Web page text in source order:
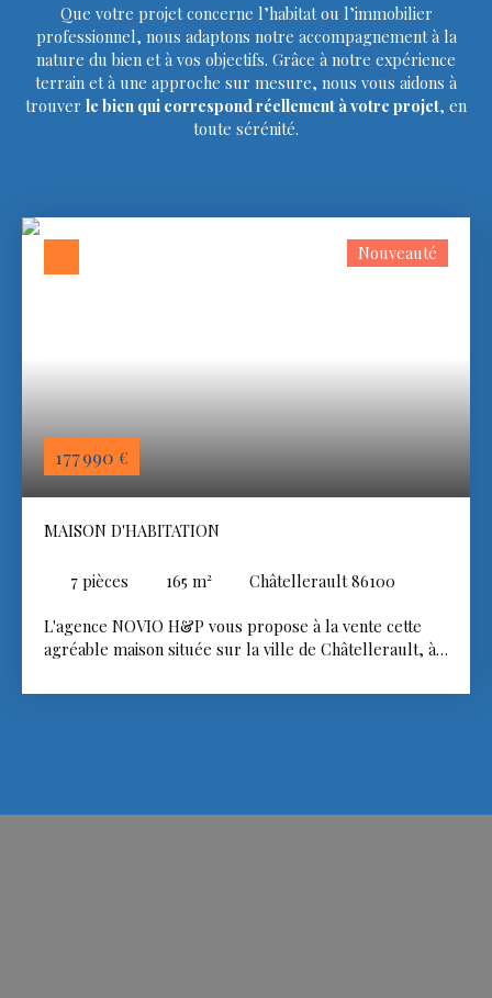
Que votre projet concerne l’habitat ou l’immobilier
professionnel, nous adaptons notre accompagnement à la
nature du bien et à vos objectifs. Grâce à notre expérience
terrain et à une approche sur mesure, nous vous aidons à
trouver le bien qui correspond réellement à votre projet, en
toute sérénité.
177 990 €
Nouveauté
MAISON D'HABITATION
7 pièces 165 m² Châtellerault 86100
L'agence NOVIO H&P vous propose à la vente cette
agréable maison située sur la ville de Châtellerault, à
surface habitable d'environ 165 m², cette maison offre
l'étage, un palier distribue six chambres ainsi qu'une